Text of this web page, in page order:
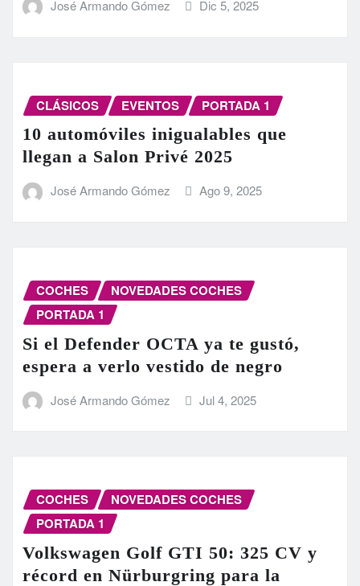
José Armando Gómez Dic 5, 2025
CLÁSICOS EVENTOS PORTADA 1
10 automóviles inigualables que
llegan a Salon Privé 2025
José Armando Gómez Ago 9, 2025
COCHES
NOVEDADES COCHES
PORTADA 1
Si el Defender OCTA ya te gustó,
espera a verlo vestido de negro
José Armando Gómez Jul 4, 2025
COCHES
NOVEDADES COCHES
PORTADA 1
Volkswagen Golf GTI 50: 325 CV y
récord en Nürburgring para la